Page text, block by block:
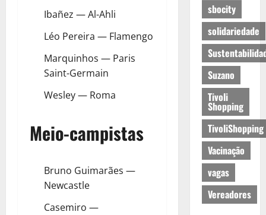
Ibañez — Al-Ahli
Léo Pereira — Flamengo
Marquinhos — Paris
Saint-Germain
Wesley — Roma
Meio-campistas
Bruno Guimarães —
Newcastle
Casemiro —
sbocity
solidariedade
Suzano
Tivoli
Shopping
TivoliShopping
Vacinação
vagas
Vereadores